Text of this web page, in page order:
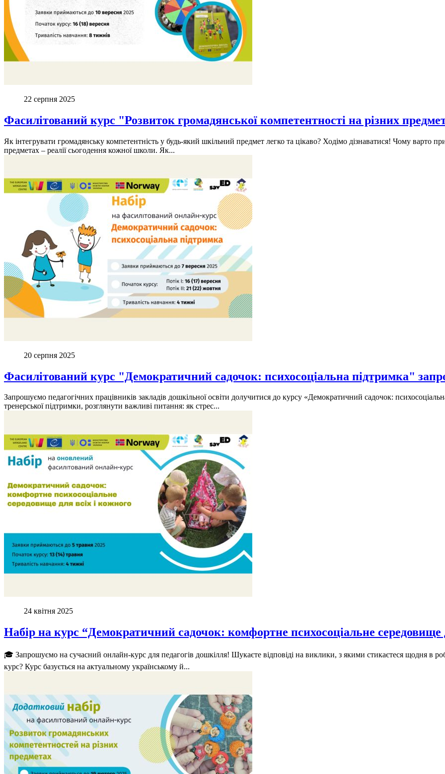
22 серпня 2025
Фасилітований курс "Розвиток громадянської компетентності на різних
Як інтегрувати громадянську компетентність у будь-який шкільний предмет легко та цікаво? Ходімо дізнаватися! Чому варто
предметах – реалії сьогодення кожної школи. Як...
20 серпня 2025
Фасилітований курс "Демократичний садочок: психосоціальна підтримка"
Запрошуємо педагогічних працівників закладів дошкільної освіти долучитися до курсу «Демократичний садочок:
тренерської підтримки, розглянути важливі питання: як стрес...
24 квітня 2025
Набір на курс “Демократичний садочок: комфортне психосоціальне середовище
🎓 Запрошуємо на сучасний онлайн-курс для педагогів дошкілля! Шукаєте відповіді на виклики, з якими стикаєтеся щодня в
курс? Курс базується на актуальному українському й...